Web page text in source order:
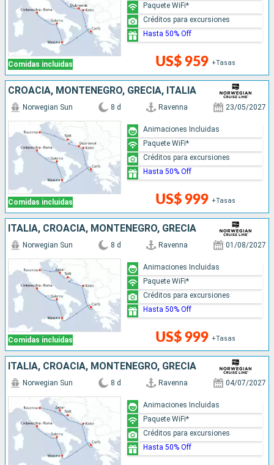
Comidas incluidas US$ 959 +Tasas
Paquete WiFi*
Créditos para excursiones
Hasta 50% Off
CROACIA, MONTENEGRO, GRECIA, ITALIA
Comidas incluidas
Norwegian Sun 8 d Ravenna 23/05/2027
US$ 999 +Tasas
Animaciones Incluidas
Paquete WiFi*
Créditos para excursiones
Hasta 50% Off
ITALIA, CROACIA, MONTENEGRO, GRECIA
Comidas incluidas
Norwegian Sun 8 d Ravenna 01/08/2027
US$ 999 +Tasas
Animaciones Incluidas
Paquete WiFi*
Créditos para excursiones
Hasta 50% Off
ITALIA, CROACIA, MONTENEGRO, GRECIA
Norwegian Sun 8 d Ravenna 04/07/2027
Animaciones Incluidas
Paquete WiFi*
Créditos para excursiones
Hasta 50% Off